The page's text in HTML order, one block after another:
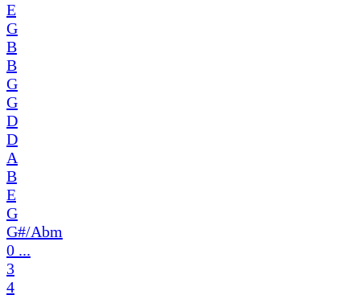
E
G
B
B
G
G
D
D
A
B
E
G
G#/Abm
0 ...
3
4